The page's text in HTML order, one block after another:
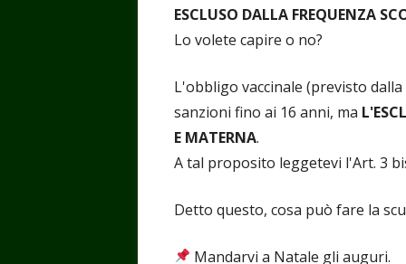
ESCLUSO DALLA FREQUENZA
Lo volete capire o no?
L'obbligo vaccinale (previsto
sanzioni fino ai 16 anni, ma
E MATERNA.
A tal proposito leggetevi l'Art. 3
Detto questo, cosa può fare la
Mandarvi a Natale gli auguri.